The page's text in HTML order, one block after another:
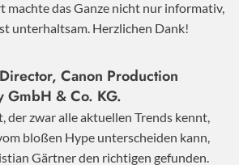
machte das Ganze nicht nur informativ,
unterhaltsam. Herzlichen Dank!
Canon Production
GmbH & Co. KG.
der zwar alle aktuellen Trends kennt,
bloßen Hype unterscheiden kann,
Gärtner den richtigen gefunden.